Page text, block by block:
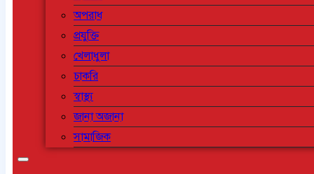
অপরাধ
প্রযুক্তি
খেলাধুলা
চাকরি
স্বাস্থ্য
জানা অজানা
সামাজিক